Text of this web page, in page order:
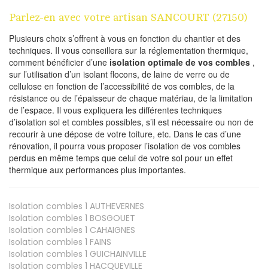
Parlez-en avec votre artisan SANCOURT (27150)
Plusieurs choix s’offrent à vous en fonction du chantier et des
techniques. Il vous conseillera sur la réglementation thermique,
comment bénéficier d’une isolation optimale de vos combles ,
sur l’utilisation d’un isolant flocons, de laine de verre ou de
cellulose en fonction de l’accessibilité de vos combles, de la
résistance ou de l’épaisseur de chaque matériau, de la limitation
de l’espace. Il vous expliquera les différentes techniques
d’isolation sol et combles possibles, s’il est nécessaire ou non de
recourir à une dépose de votre toiture, etc. Dans le cas d’une
rénovation, il pourra vous proposer l’isolation de vos combles
perdus en même temps que celui de votre sol pour un effet
thermique aux performances plus importantes.
Isolation combles 1 AUTHEVERNES
Isolation combles 1 BOSGOUET
Isolation combles 1 CAHAIGNES
Isolation combles 1 FAINS
Isolation combles 1 GUICHAINVILLE
Isolation combles 1 HACQUEVILLE